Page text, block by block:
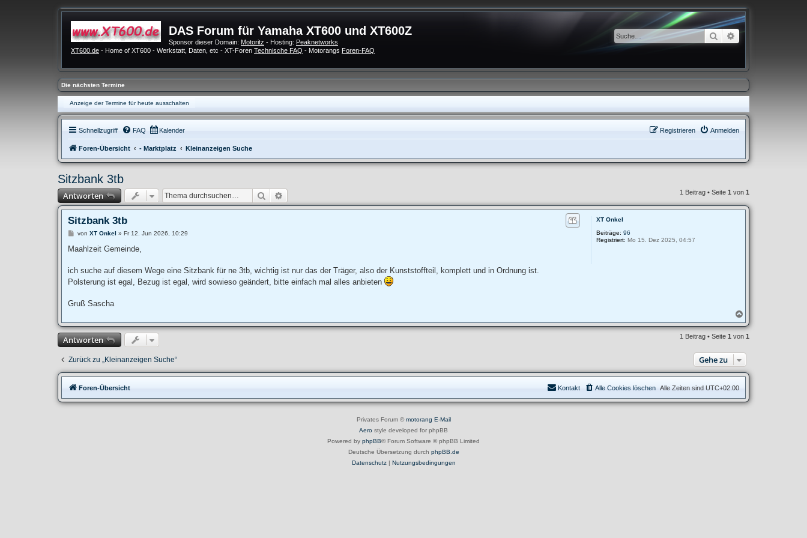
DAS Forum für Yamaha XT600 und XT600Z
Sponsor dieser Domain: Motoritz - Hosting: Peaknetworks
XT600.de - Home of XT600 - Werkstatt, Daten, etc - XT-Foren Technische FAQ - Motorangs Foren-FAQ
Suche Erweiterte Suche
Die nächsten Termine
Anzeige der Termine für heute ausschalten
Schnellzugriff FAQ Kalender Anmelden
Registrieren
Foren-Übersicht - Marktplatz Kleinanzeigen Suche
Sitzbank 3tb
Antworten Suche 1 Beitrag • Seite 1 von 1
XT Onkel
Beiträge: 96
Registriert: Mo 15. Dez 2025, 04:57
Sitzbank 3tb
B
i
a
von XT Onkel » Fr 12. Jun 2026, 10:29
Maahlzeit Gemeinde,
ich suche auf diesem Wege eine Sitzbank für ne 3tb, wichtig ist nur das der Träger, also der Kunststoffteil, komplett und in Ordnung ist.
Polsterung ist egal, Bezug ist egal, wird sowieso geändert, bitte einfach mal alles anbieten
Gruß Sascha
a
c
h
b
e
n
Antworten 1 Beitrag • Seite 1 von 1
Zurück zu „Kleinanzeigen Suche“ Gehe zu
Foren-Übersicht Alle Zeiten sind UTC+02:00
Alle Cookies löschen
Kontakt
Privates Forum ©motorang E-Mail
Aero style developed for phpBB
Powered by phpBB® Forum Software © phpBB Limited
Deutsche Übersetzung durch phpBB.de
Datenschutz| Nutzungsbedingungen